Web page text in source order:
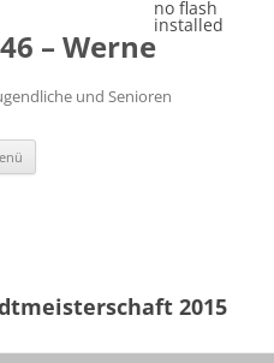
– Werne
und Senioren
2015
no flash
installed